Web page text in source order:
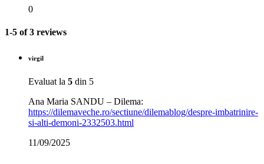
0
1-5 of 3 reviews
virgil
Evaluat la 5 din 5
Ana Maria SANDU – Dilema:
https://dilemaveche.ro/sectiune/dilemablog/despre-imbatrinire-
si-alti-demoni-2332503.html
11/09/2025